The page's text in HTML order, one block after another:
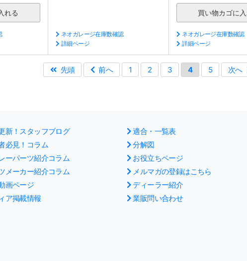
ネオガレージ在庫数確認
詳細ページ
ネオガレージ在庫数確認
詳細ページ
先頭 前へ 1 2 3 4 5 次へ
新！スタッフブログ
必見！コラム
ーパーツ紹介コラム
メーカー紹介コラム
画ページ
ア掲載情報
適合・一覧表
分解図
お役立ちページ
メルマガの登録はこちら
ディーラー紹介
業販問い合わせ